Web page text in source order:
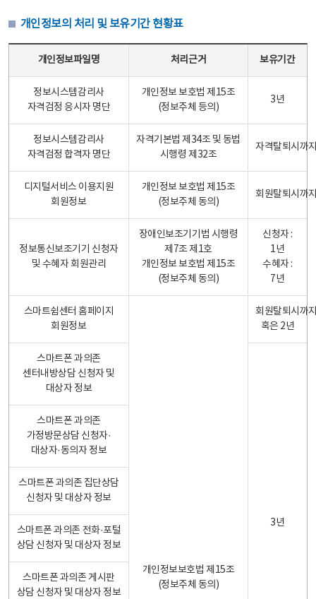
개인정보의 처리 및 보유기간 현황표
개인정보파일명 처리근거 보유기간
정보시스템감리사
자격검정 응시자 명단
개인정보 보호법 제15조
(정보주체 등의)
3년
정보시스템감리사
자격검정 합격자 명단
자격기본법 제34조 및 동법
시행령 제32조
자격탈퇴시까
디지털서비스 이용지원
회원정보
개인정보 보호법 제15조
(정보주체 동의)
회원탈퇴시까
정보통신보조기기 신청자
및 수혜자 회원관리
장애인보조기기법 시행령
제7조 제1호
개인정보 보호법 제15조
(정보주체 동의)
신청자 :
1년
수혜자 :
7년
스마트쉼센터 홈페이지
회원정보
개인정보보호법 제15조
(정보주체 동의)
회원탈퇴시까
혹은 2년
스마트폰 과의존
센터내방상담 신청자 및
대상자 정보
3년
스마트폰 과의존
가정방문상담 신청자·
대상자·동의자 정보
스마트폰 과의존 집단상담
신청자 및 대상자 정보
스마트폰 과의존 전화·포털
상담 신청자 및 대상자 정보
스마트폰 과의존 게시판
상담 신청자 및 대상자 정보